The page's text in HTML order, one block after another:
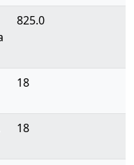
825.0
18
18